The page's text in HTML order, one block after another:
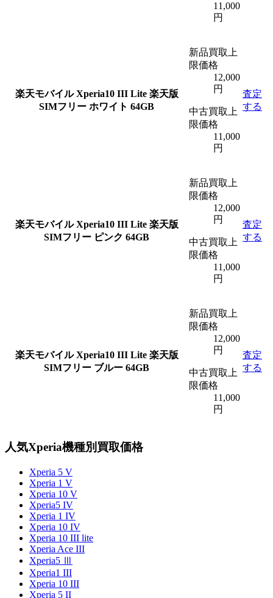
11,000
円
楽天モバイル Xperia10 III Lite 楽天版
SIMフリー ホワイト 64GB
新品買取上
限価格
12,000
円
中古買取上
限価格
11,000
円
査定
する
楽天モバイル Xperia10 III Lite 楽天版
SIMフリー ピンク 64GB
新品買取上
限価格
12,000
円
中古買取上
限価格
11,000
円
査定
する
楽天モバイル Xperia10 III Lite 楽天版
SIMフリー ブルー 64GB
新品買取上
限価格
12,000
円
中古買取上
限価格
11,000
円
査定
する
人気Xperia機種別買取価格
Xperia 5 V
Xperia 1 V
Xperia 10 V
Xperia5 IV
Xperia 1 IV
Xperia 10 IV
Xperia 10 III lite
Xperia Ace III
Xperia5 Ⅲ
Xperia1 III
Xperia 10 III
Xperia 5 II